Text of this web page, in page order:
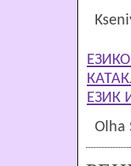
ЕЗИК
Olha